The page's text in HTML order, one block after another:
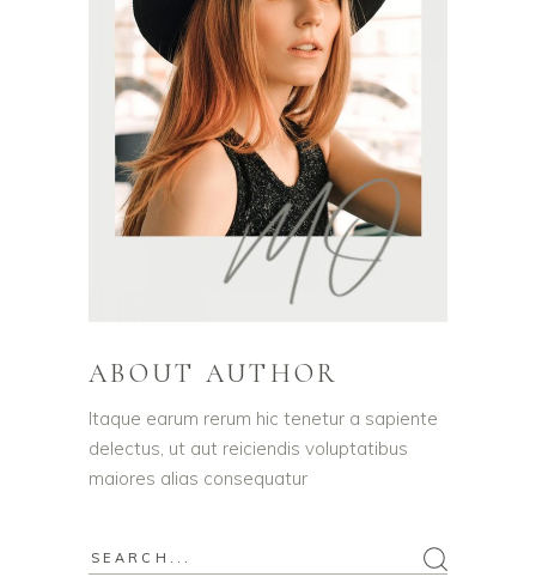
ABOUT AUTHOR
Itaque earum rerum hic tenetur a sapiente
delectus, ut aut reiciendis voluptatibus
maiores alias consequatur
Search